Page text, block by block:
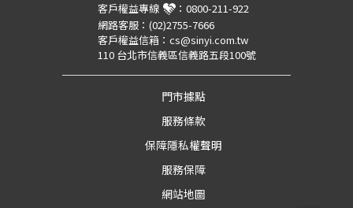
客戶權益專線 ： 0800-211-922
網路客服： (02)2755-7666
客戶權益信箱： cs@sinyi.com.tw
110 台北市信義區信義路五段100號
門市據點
服務條款
保障隱私權聲明
服務保障
網站地圖